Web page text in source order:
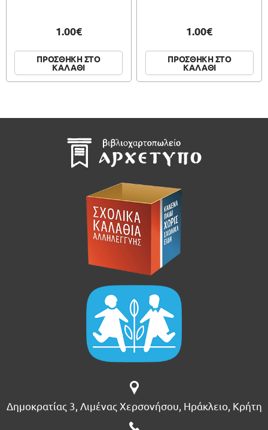
1.00€
ΠΡΟΣΘΗΚΗ ΣΤΟ
ΚΑΛΑΘΙ
1.00€
ΠΡΟΣΘΗΚΗ ΣΤΟ
ΚΑΛΑΘΙ
Δημοκρατίας 3, Λιμένας Χερσονήσου, Ηράκλειο, Κρήτη